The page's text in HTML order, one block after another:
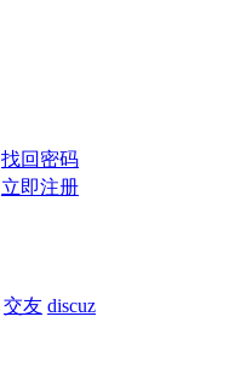
找回密码
立即注册
交友 discuz